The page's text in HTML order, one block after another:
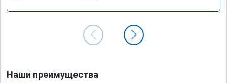
Наши преимущества